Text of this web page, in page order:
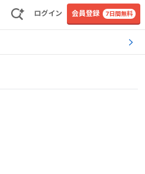
ログイン 会員登録 7日間無料